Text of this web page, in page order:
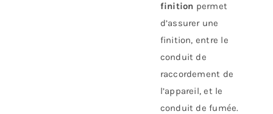
finition permet
d’assurer une
finition, entre le
conduit de
raccordement de
l’appareil, et le
conduit de fumée.